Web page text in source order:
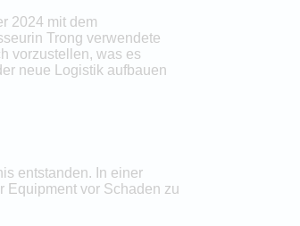
2024 mit dem
Trong verwendete
vorzustellen, was es
neue Logistik aufbauen
entstanden. In einer
Equipment vor Schaden zu